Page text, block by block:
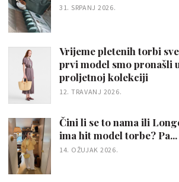
31. SRPANJ 2026.
Vrijeme pletenih torbi
prvi model smo pronašli
proljetnoj kolekciji
12. TRAVANJ 2026.
Čini li se to nama ili
ima hit model torbe?
14. OŽUJAK 2026.